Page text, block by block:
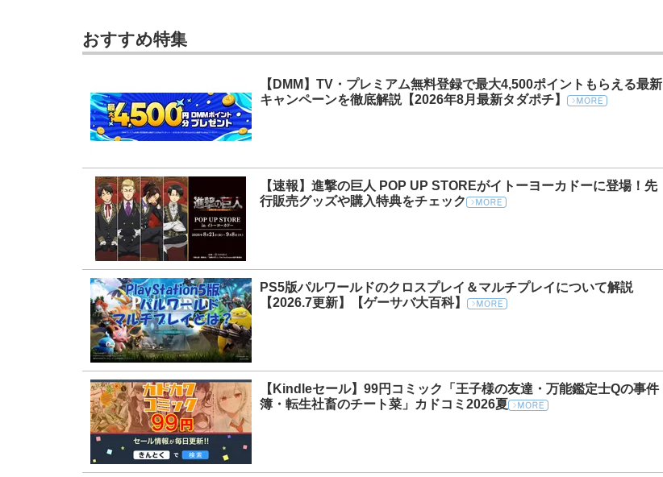
おすすめ特集
【DMM】TV・プレミアム無料登録で最大4,500ポイントもらえる最新
キャンペーンを徹底解説【2026年8月最新タダポチ】
【速報】進撃の巨人 POP UP STOREがイトーヨーカドーに登場！先
行販売グッズや購入特典をチェック
PS5版パルワールドのクロスプレイ＆マルチプレイについて解説
【2026.7更新】【ゲーサバ大百科】
【Kindleセール】99円コミック「王子様の友達・万能鑑定士Qの事件
簿・転生社畜のチート菜」カドコミ2026夏